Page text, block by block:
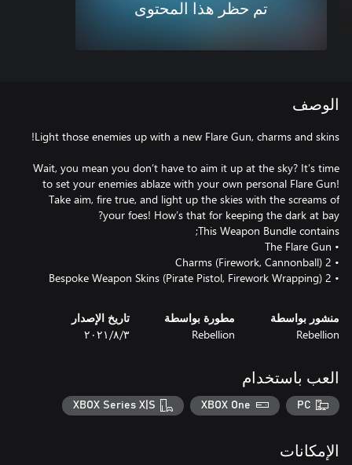
تم حظر هذا المحتوى
الوصف
Wait, you mean you don’t have to aim it up at the sky? It’s time
to set your enemies ablaze with your own personal Flare Gun!
Take aim, fire true, and light up the skies with the screams of
• 2 Bespoke Weapon Skins (Pirate Pistol, Firework Wrapping)
منشور بواسطة
Rebellion
مطورة بواسطة
Rebellion
تاريخ الإصدار
٣‏/٨‏/٢٠٢١
العب باستخدام
PC
XBOX One
XBOX Series X|S
الإمكانات